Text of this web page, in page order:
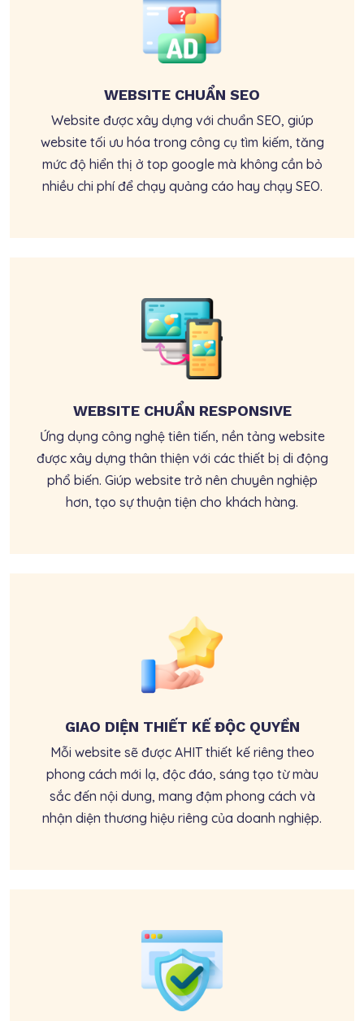
WEBSITE CHUẨN SEO
Website được xây dựng với chuẩn SEO, giúp
website tối ưu hóa trong công cụ tìm kiếm, tăng
mức độ hiển thị ở top google mà không cần bỏ
nhiều chi phí để chạy quảng cáo hay chạy SEO.
WEBSITE CHUẨN RESPONSIVE
Ứng dụng công nghệ tiên tiến, nền tảng website
được xây dựng thân thiện với các thiết bị di động
phổ biến. Giúp website trở nên chuyên nghiệp
hơn, tạo sự thuận tiện cho khách hàng.
GIAO DIỆN THIẾT KẾ ĐỘC QUYỀN
Mỗi website sẽ được AHIT thiết kế riêng theo
phong cách mới lạ, độc đáo, sáng tạo từ màu
sắc đến nội dung, mang đậm phong cách và
nhận diện thương hiệu riêng của doanh nghiệp.